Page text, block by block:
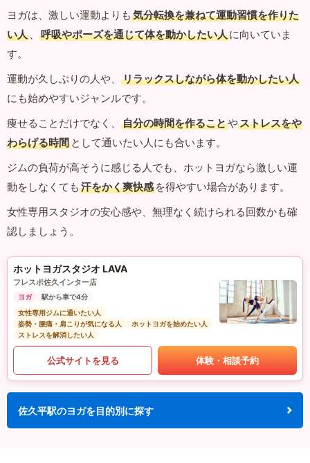
ヨガは、激しい運動よりも 気分転換を兼ねて運動習慣を作りた
い人 、 呼吸やポーズを通じて体を動かしたい人に向いていま
す。
運動が久しぶりの人や、
リラックスしながら体を動かしたい人
にも始めやすいジャンルです。
痩せることだけでなく、
自分の時間を作ることやストレスをや
わらげる時間 として通いたい人にも合います。
ジムの負荷が高そうに感じる人でも、ホットヨガなら激しい運
動をしなくても 汗をかく爽快感 を得やすい場合があります。
女性専用スタジオの安心感や、無理なく続けられる回数かも確
認しましょう。
ホットヨガスタジオ LAVA
フレスポ佐久インター店
ヨガ
駅から車で4分
女性専用ジムに通いたい人
姿勢・腰痛・肩こりが気になる人
ホットヨガを始めたい人
ストレスを解消したい人
公式サイトを見る 体験・相談予約
佐久平駅のヨガを目的別に探す